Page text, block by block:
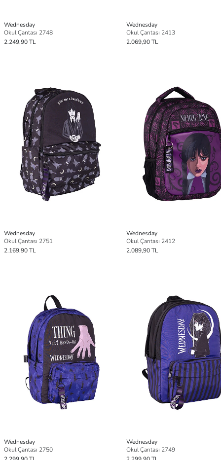
Wednesday
Okul Çantası 2748
2.249,90 TL
Wednesday
Okul Çantası 2413
2.069,90 TL
Wednesday
Okul Çantası 2751
2.169,90 TL
Wednesday
Okul Çantası 2412
2.089,90 TL
Wednesday
Okul Çantası 2750
Wednesday
Okul Çantası 2749